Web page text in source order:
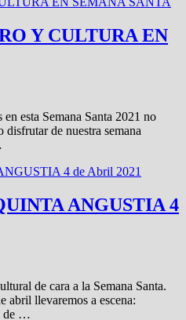
Y CULTURA EN
esta Semana Santa 2021 no
de nuestra semana
ANGUSTIA 4
de cara a la Semana Santa.
abril llevaremos a escena:
de …